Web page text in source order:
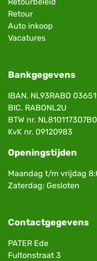
Retour
Auto inkoop
Vacatures
Bankgegevens
IBAN. NL93RABO
BIC. RABONL2U
BTW nr.
KvK nr. 09120983
Openingstijden
Maandag t/m vrijdag
Zaterdag: Gesloten
Contactgegevens
PATER Ede
Fultonstraat 3